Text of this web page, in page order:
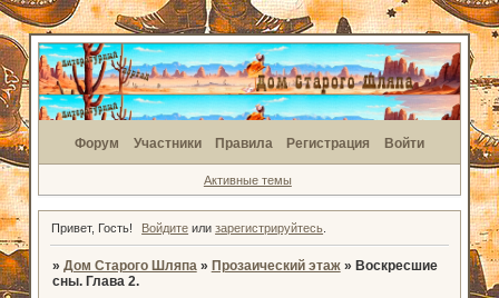
Форум Участники Правила Регистрация Войти
Активные темы
Привет, Гость! Войдите илизарегистрируйтесь
» Дом Старого Шляпа » Прозаический этаж » Воскресшие
сны. Глава 2.